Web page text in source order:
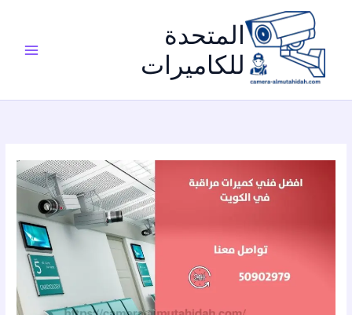
المتحدة
للكاميرات